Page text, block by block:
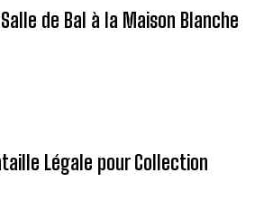
de Bal à la Maison Blanche
Légale pour Collection